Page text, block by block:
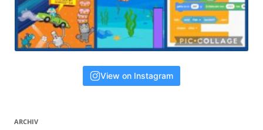
View on Instagram
ARCHIV